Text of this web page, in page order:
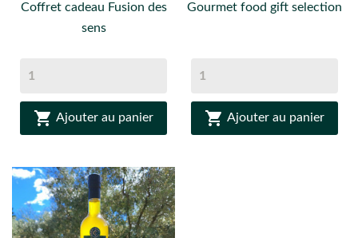
Coffret cadeau Fusion des
sens
 Ajouter au panier
Gourmet food gift selection
 Ajouter au panier